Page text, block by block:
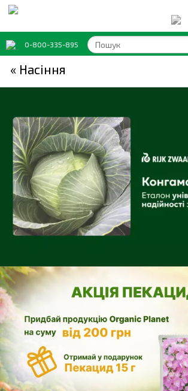
0-800-335-895
« Насіння